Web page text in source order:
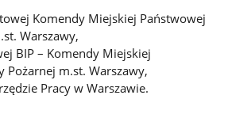
Komendy Miejskiej Państwowej
Warszawy,
BIP – Komendy Miejskiej
Pożarnej m.st. Warszawy,
Pracy w Warszawie.